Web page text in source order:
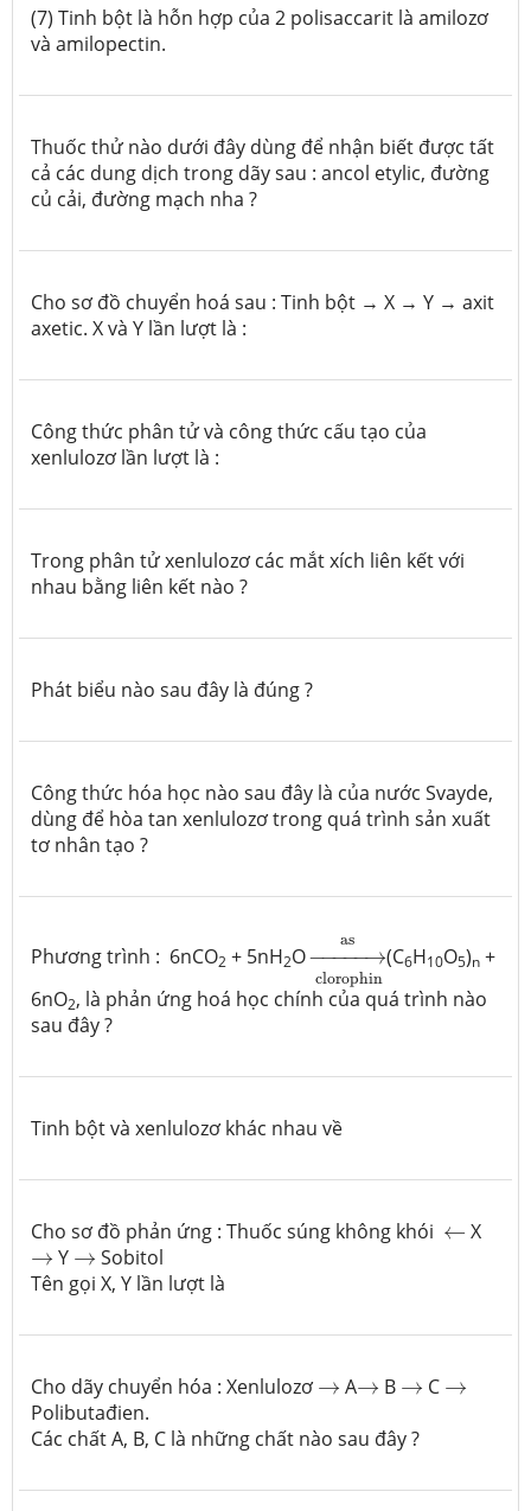
(7) Tinh bột là hỗn hợp của 2 polisaccarit là amilozơ
và amilopectin.
Thuốc thử nào dưới đây dùng để nhận biết được tất
cả các dung dịch trong dãy sau : ancol etylic, đường
củ cải, đường mạch nha ?
Cho sơ đồ chuyển hoá sau : Tinh bột → X → Y → axit
axetic. X và Y lần lượt là :
Công thức phân tử và công thức cấu tạo của
xenlulozơ lần lượt là :
Trong phân tử xenlulozơ các mắt xích liên kết với
nhau bằng liên kết nào ?
Phát biểu nào sau đây là đúng ?
Công thức hóa học nào sau đây là của nước Svayde,
dùng để hòa tan xenlulozơ trong quá trình sản xuất
tơ nhân tạo ?
Phương trình : 6nCO2 + 5nH2O
as
−−−−−→
clorophin
clorophin
(C6H10O5)n +
6nO2, là phản ứng hoá học chính của quá trình nào
sau đây ?
Tinh bột và xenlulozơ khác nhau về
Cho sơ đồ phản ứng : Thuốc súng không khói ←
← X
→
→ Y →
→ Sobitol
Tên gọi X, Y lần lượt là
Cho dãy chuyển hóa : Xenlulozơ →
→ A→
→ B →
→ C →
→
Polibutađien.
Các chấtA, B, C là những chất nào sau đây ?